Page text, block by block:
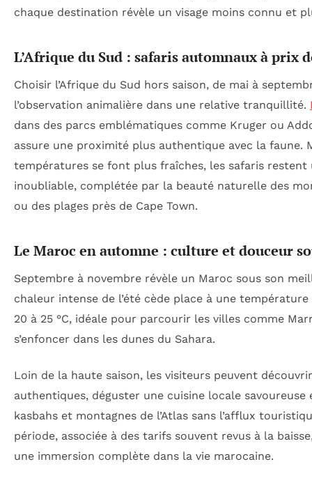
chaque destination révèle un visage moins connu et
L’Afrique du Sud : safaris automnaux à prix
Choisir l’Afrique du Sud hors saison, de mai à
l’observation animalière dans une relative tranquillité.
dans des parcs emblématiques comme Kruger ou
assure une proximité plus authentique avec la faune.
températures se font plus fraîches, les safaris restent
inoubliable, complétée par la beauté naturelle des
ou des plages près de Cape Town.
Le Maroc en automne : culture et douceur
Septembre à novembre révèle un Maroc sous son
chaleur intense de l’été cède place à une
20 à 25 °C, idéale pour parcourir les villes comme
s’enfoncer dans les dunes du Sahara.
Loin de la haute saison, les visiteurs peuvent
authentiques, déguster une cuisine locale savoureuse
kasbahs et montagnes de l’Atlas sans l’afflux
période, associée à des tarifs souvent revus à la
une immersion complète dans la vie marocaine.